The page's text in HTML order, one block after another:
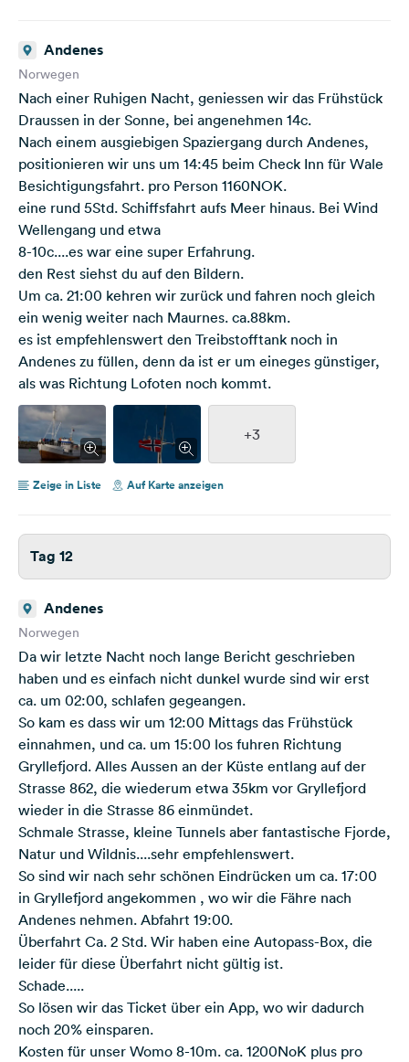
Andenes
Norwegen
Nach einer Ruhigen Nacht, geniessen wir das Frühstück
Draussen in der Sonne, bei angenehmen 14c.
Nach einem ausgiebigen Spaziergang durch Andenes,
positionieren wir uns um 14:45 beim Check Inn für Wale
Besichtigungsfahrt. pro Person 1160NOK.
eine rund 5Std. Schiffsfahrt aufs Meer hinaus. Bei Wind
Wellengang und etwa
8-10c....es war eine super Erfahrung.
den Rest siehst du auf den Bildern.
Um ca. 21:00 kehren wir zurück und fahren noch gleich
ein wenig weiter nach Maurnes. ca.88km.
es ist empfehlenswert den Treibstofftank noch in
Andenes zu füllen, denn da ist er um eineges günstiger,
als was Richtung Lofoten noch kommt.
+3
Zeige in Liste Auf Karte anzeigen
Tag 12
Andenes
Norwegen
Da wir letzte Nacht noch lange Bericht geschrieben
haben und es einfach nicht dunkel wurde sind wir erst
ca. um 02:00, schlafen gegeangen.
So kam es dass wir um 12:00 Mittags das Frühstück
einnahmen, und ca. um 15:00 los fuhren Richtung
Gryllefjord. Alles Aussen an der Küste entlang auf der
Strasse 862, die wiederum etwa 35km vor Gryllefjord
wieder in die Strasse 86 einmündet.
Schmale Strasse, kleine Tunnels aber fantastische Fjorde,
Natur und Wildnis....sehr empfehlenswert.
So sind wir nach sehr schönen Eindrücken um ca. 17:00
in Gryllefjord angekommen , wo wir die Fähre nach
Andenes nehmen. Abfahrt 19:00.
Überfahrt Ca. 2 Std. Wir haben eine Autopass-Box, die
leider für diese Überfahrt nicht gültig ist.
Schade.....
So lösen wir das Ticket über ein App, wo wir dadurch
noch 20% einsparen.
Kosten für unser Womo 8-10m. ca. 1200NoK plus pro